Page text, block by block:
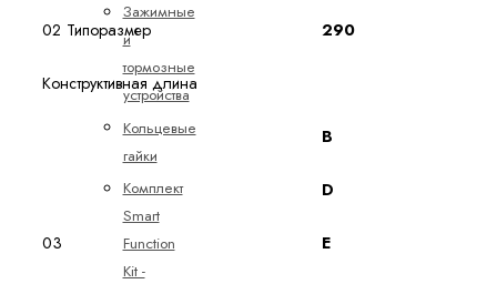
Зажимные
и
тормозные
устройства
Кольцевые
гайки
Комплект
Smart
Function
Kit -
02 Типоразмер 290
Конструктивная длина
03
B
D​
E​